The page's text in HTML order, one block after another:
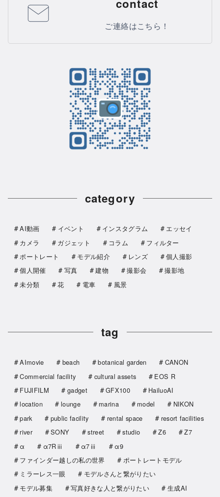
contact
ご連絡はこちら！
category
AI動画 イベント インスタグラム
エッセイ
カメラ
ガジェット コラム
フィルター
ポートレート
モデル紹介 レンズ
個人撮影
個人開催
写真 建物 撮影会
撮影地
未分類
花 電車 風景
tag
AImovie beach botanical garden
CANON
Commercial facility
cultural assets
EOS R
FUJIFILM
gadget GFX100
HailuoAI
location
lounge marina model
NIKON
park
public facility rental space
resort facilities
river
SONY street studio Z6
Z7
α
α7Rⅲ α7ⅲ
α9
ファインダー越しの私の世界
ポートレートモデル
ミラーレス一眼
モデルさんと繋がりたい
モデル募集
写真好きな人と繋がりたい 生成AI